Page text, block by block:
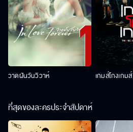
วาดฝันวันวิวาห์ เกมส์โกงเกมส์
ที่สุดของละครประจำสัปดาห์